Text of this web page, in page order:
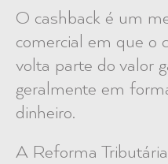
O cashback é um
comercial em que o
volta parte do valor
geralmente em
dinheiro.
A Reforma